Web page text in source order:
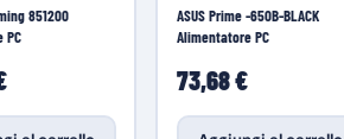
851200
PC
ASUS Prime -650B-BLACK
Alimentatore PC
73,68 €